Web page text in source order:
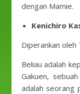
dengan Mamie.
Kenichiro
Diperankan
Beliau adalah
Gakuen,
adalah seorang